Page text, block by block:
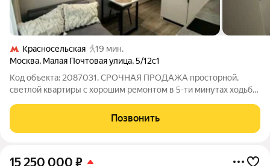
Красносельская
19 мин.
Москва, Малая Почтовая улица,5/12с1
Код объекта: 2087031. СРОЧНАЯ ПРОДАЖА просторной,
светлой квартиры с хорошим ремонтом в 5-ти минутах ходьбы
решение для инвестиции. Остается вся мебель и бытовая
техника (ЗАЕЗЖАЙ И ЖИВИ).
Позвонить
15 250 000 ₽